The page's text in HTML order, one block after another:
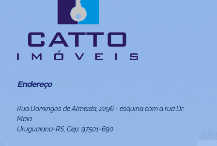
Endereço
Rua Domingos de Almeida, 2296 - esquina com a rua Dr.
Maia.
Uruguaiana-RS, Cep: 97501-690